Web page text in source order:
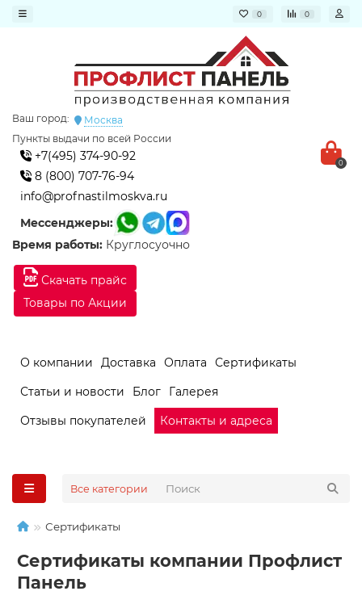
0 0
Скачать прайс
Товары по Акции
Ваш город:
Москва
Пункты выдачи по всей России
+7(495) 374-90-92
8 (800) 707-76-94
info@profnastilmoskva.ru
Мессенджеры:
Время работы: Круглосуочно
0
О компании Доставка Оплата
Сертификаты
Статьи и новости
Блог
Галерея
Отзывы покупателей
Контакты и адреса
Все категории
Сертификаты
Сертификаты компании Профлист
Панель